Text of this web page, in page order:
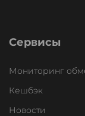
Сервисы
Мониторинг
Кешбэк
Новости